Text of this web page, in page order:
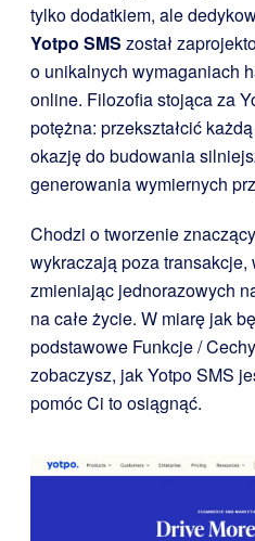
tylko dodatkiem, ale
Yotpo SMS został
o unikalnych wymaganiach
online. Filozofia stojąca za
potężna: przekształcić
okazję do budowania
generowania wymiernych
Chodzi o tworzenie
wykraczają poza
zmieniając jednorazowych
na całe życie. W miarę jak
podstawowe Funkcje /
zobaczysz, jak Yotpo SMS
pomóc Ci to osiągnąć.